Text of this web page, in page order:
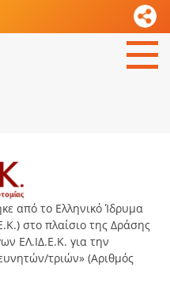
από το Ελληνικό Ίδρυμα
στο πλαίσιο της Δράσης
ΕΛ.ΙΔ.Ε.Κ. για την
τριών» (Αριθμός